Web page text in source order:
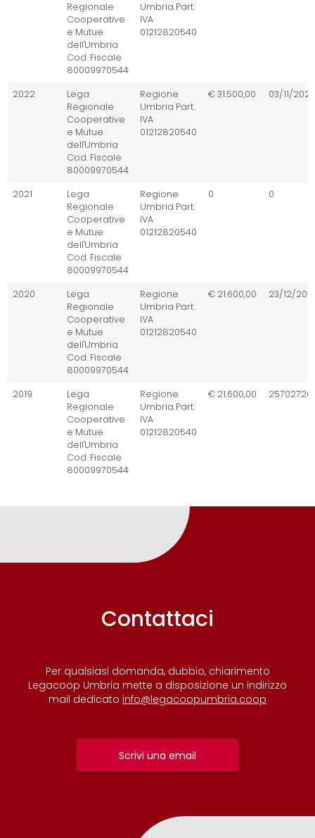
Regionale
Cooperative
e Mutue
dell'Umbria
Cod. Fiscale
80009970544
Umbria Part.
IVA
01212820540
2022
Lega
Regionale
Cooperative
e Mutue
dell'Umbria
Cod. Fiscale
80009970544
Regione
Umbria Part.
IVA
01212820540
€ 31.500,00 03/11/2022
2021
Lega
Regionale
Cooperative
e Mutue
dell'Umbria
Cod. Fiscale
80009970544
Regione
Umbria Part.
IVA
01212820540
0 0
2020
Lega
Regionale
Cooperative
e Mutue
dell'Umbria
Cod. Fiscale
80009970544
Regione
Umbria Part.
IVA
01212820540
€ 21.600,00 23/12/
2019
Lega
Regionale
Cooperative
e Mutue
dell'Umbria
Cod. Fiscale
80009970544
Regione
Umbria Part.
IVA
01212820540
€ 21.600,00
Contattaci
Per qualsiasi domanda, dubbio, chiarimento
Legacoop Umbria mette a disposizione un indirizzo
mail dedicato info@legacoopumbria.coop
Scrivi una email